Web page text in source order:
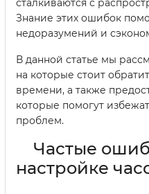
сталкиваются с
Знание этих ошибок
недоразумений и
В данной статье мы
на которые стоит
времени, а также
которые помогут
проблем.
Частые
настройке